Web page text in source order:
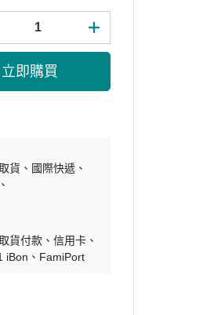
立即購買
貨
國際快遞
貨付款
信用卡
iBon FamiPort